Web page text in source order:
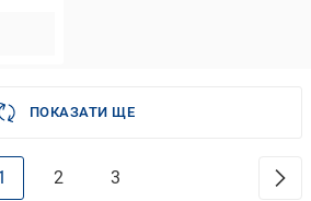
ПОКАЗАТИ ЩЕ
2 3